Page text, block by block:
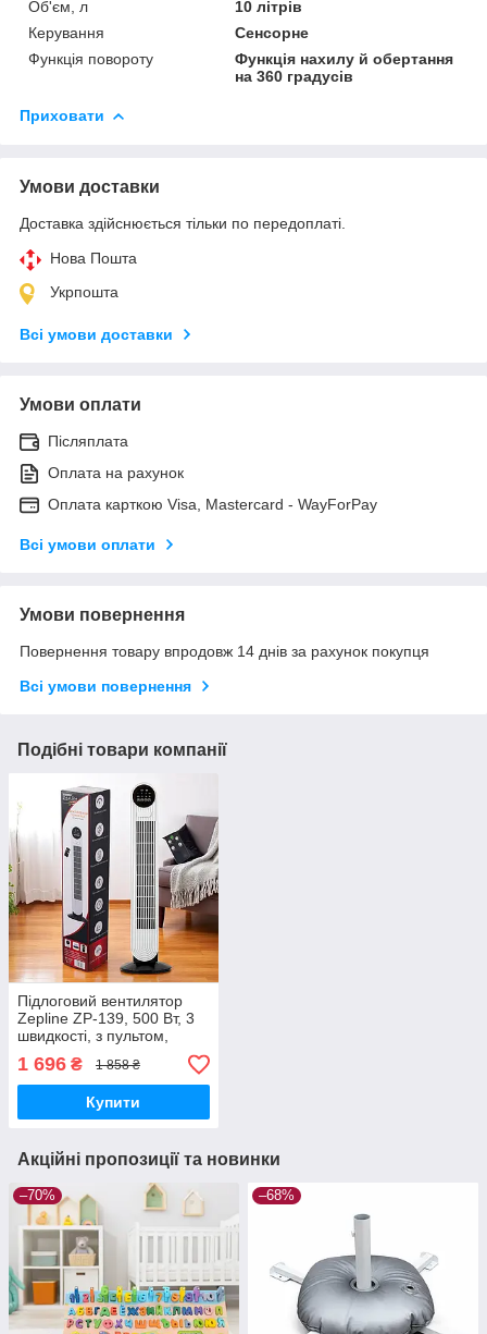
Об'єм, л
10 літрів
Керування
Сенсорне
Функція повороту
Функція нахилу й обертання
на 360 градусів
Приховати
Умови доставки
Доставка здійснюється тільки по передоплаті.
Нова Пошта
Укрпошта
Всі умови доставки
Умови оплати
Післяплата
Оплата на рахунок
Оплата карткою Visa, Mastercard - WayForPay
Всі умови оплати
Умови повернення
Повернення товару впродовж 14 днів за рахунок покупця
Всі умови повернення
Подібні товари компанії
Підлоговий вентилятор
Zepline ZP-139, 500 Вт, 3
швидкості, з пультом,
функція обертання, 78.5
см
1 696 ₴ 1 858 ₴
Купити
Акційні пропозиції та новинки
–70% –68%